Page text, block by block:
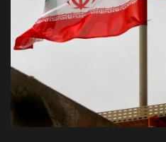
ամենաշոգ ամիսները․
08 Օգոստոս, 2026 21:24
Ի՞նչ ուղերձ էր ոտքի
Աղաջանյանը`
02 Օգոստոս, 2026 15:22